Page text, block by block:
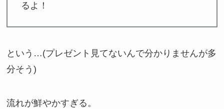
るよ！
という…(プレゼント見てないんで分かりませんが多
分そう)
流れが鮮やかすぎる。